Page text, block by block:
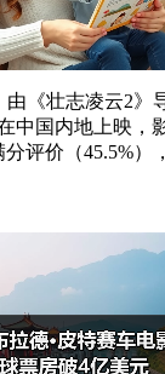
由《壮志凌云2》
中国内地上映，
评价（45.5%）